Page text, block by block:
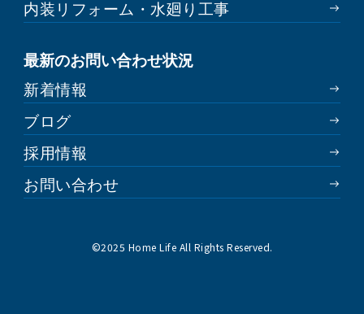
内装リフォーム・水廻り工事
最新のお問い合わせ状況
新着情報
ブログ
採用情報
お問い合わせ
©︎2025 Home Life All Rights Reserved.